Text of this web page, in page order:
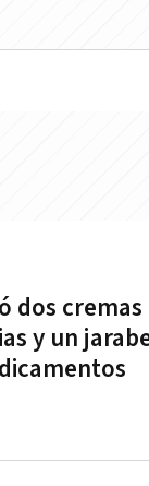
dos cremas
y un